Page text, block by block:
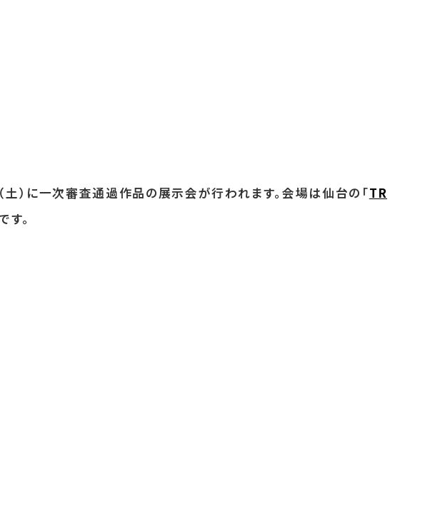
土）に一次審査通過作品の展示会が行われます。会場は仙台の「TR
。